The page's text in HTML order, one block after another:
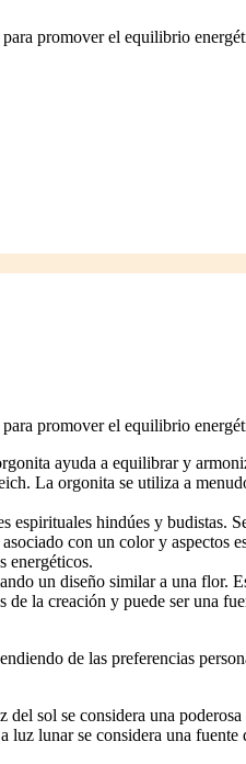
promover el equilibrio
promover el equilibrio
ayuda a equilibrar y
La orgonita se utiliza a
hindúes y budistas.
con un color y
energéticos.
un diseño similar a una flor.
la creación y puede ser una
de las preferencias
sol se considera una
lunar se considera una